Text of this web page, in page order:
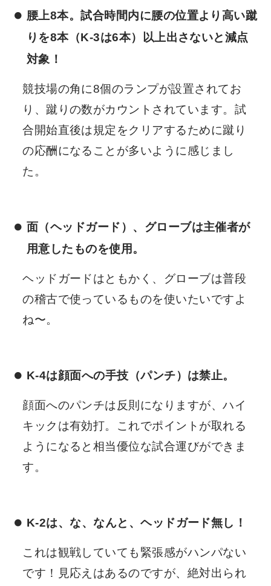
腰上8本。試合時間内に腰の位置より高い蹴
りを8本（K-3は6本）以上出さないと減点
対象！
競技場の角に8個のランプが設置されてお
り、蹴りの数がカウントされています。試
合開始直後は規定をクリアするために蹴り
の応酬になることが多いように感じまし
た。
面（ヘッドガード）、グローブは主催者が
用意したものを使用。
ヘッドガードはともかく、グローブは普段
の稽古で使っているものを使いたいですよ
ね〜。
K-4は顔面への手技（パンチ）は禁止。
顔面へのパンチは反則になりますが、ハイ
キックは有効打。これでポイントが取れる
ようになると相当優位な試合運びができま
す。
K-2は、な、なんと、ヘッドガード無し！
これは観戦していても緊張感がハンパない
です！見応えはあるのですが、絶対出られ